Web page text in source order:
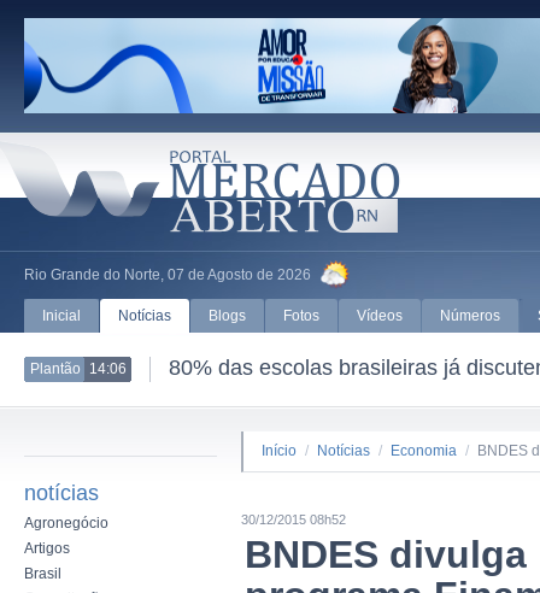
Rio Grande do Norte, 07 de Agosto de 2026
Inicial Notícias Blogs Fotos Vídeos Números
Plantão 14:06 80% das escolas brasileiras já
notícias
Agronegócio
Artigos
Brasil
Início / Notícias / Economia / BNDES
30/12/2015 08h52
BNDES